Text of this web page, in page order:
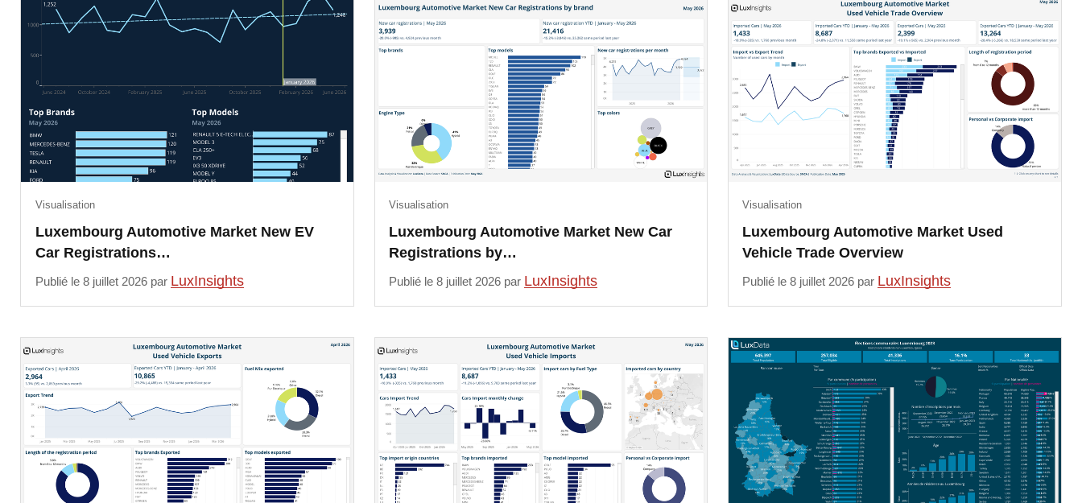
Luxembourg Automotive Market New EV
Car Registrations…
Visualisation
Publié le 8 juillet 2026 par LuxInsights
Luxembourg Automotive Market New Car
Registrations by…
Visualisation
Publié le 8 juillet 2026 par LuxInsights
Luxembourg Automotive Market Used
Vehicle Trade Overview
Visualisation
Publié le 8 juillet 2026 par LuxInsights